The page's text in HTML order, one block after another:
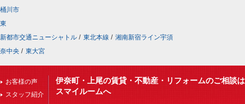
桶川市
東
都市交通ニューシャトル / 東北本線 / 湘南新宿ライン宇須
中央 / 東大宮
お客様の声
スタッフ紹介
伊奈町・上尾の賃貸・不動産・リフォームのご相談は
スマイルームへ